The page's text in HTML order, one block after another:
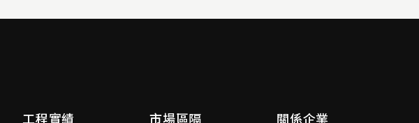
工程實績 市場區隔 關係企業